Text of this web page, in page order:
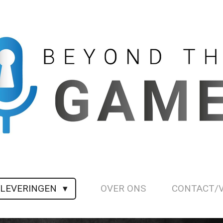
OVER ONS CONTACT/